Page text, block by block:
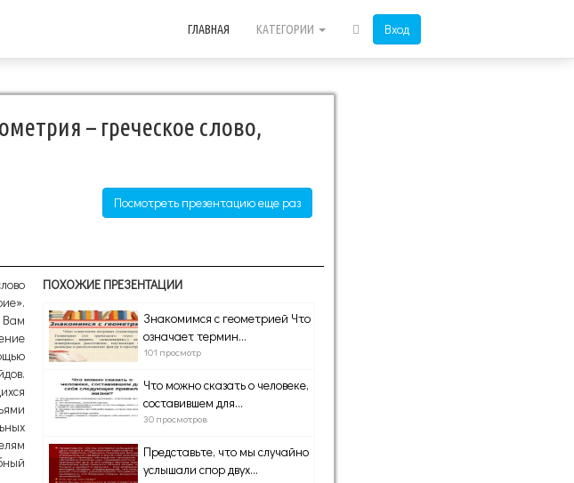
Вход
ГЛАВНАЯ КАТЕГОРИИ
– греческое слово,
Посмотреть презентацию еще раз
ПОХОЖИЕ ПРЕЗЕНТАЦИИ
Знакомимся с геометрией Что
означает термин...
101 просмотр
Что можно сказать о человеке,
составившем для...
30 просмотров
Представьте, что мы случайно
услышали спор двух...